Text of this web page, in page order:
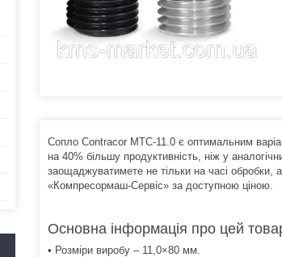
Сопло Contracor MTC-11.0 є оптимальним
на 40% більшу продуктивність, ніж у
заощаджуватимете не тільки на часі обробки,
«Компресормаш-Сервіс» за доступною ціною.
Основна інформація про цей
• Розміри виробу – 11,0×80 мм.